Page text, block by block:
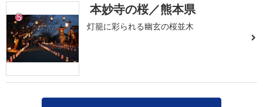
5 本妙寺の桜／熊本県
灯籠に彩られる幽玄の桜並木